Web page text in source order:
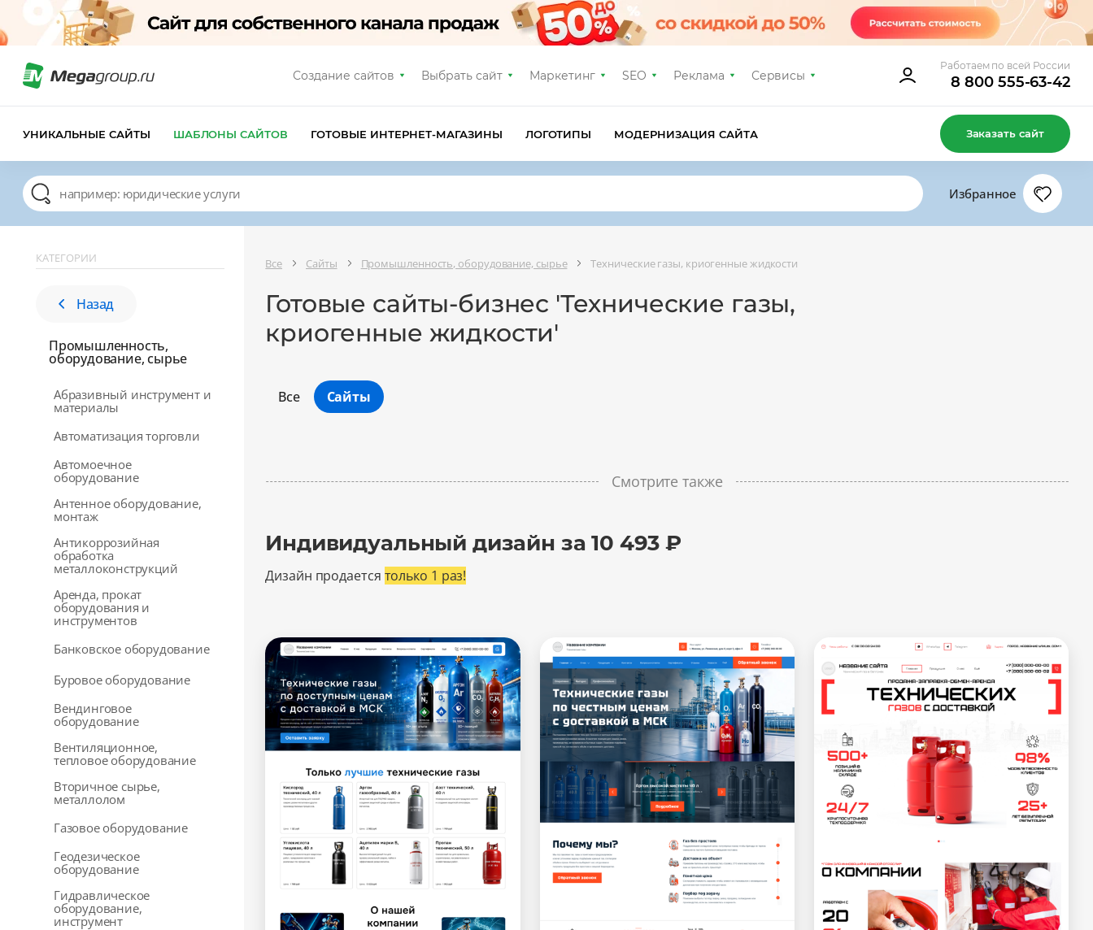
Создание сайтов Выбрать сайт Маркетинг SEO Реклама Сервисы
Работаем по всей России
8 800 555-63-42
УНИКАЛЬНЫЕ САЙТЫ ШАБЛОНЫ САЙТОВ ГОТОВЫЕ ИНТЕРНЕТ-МАГАЗИНЫ ЛОГОТИПЫ МОДЕРНИЗАЦИЯ САЙТА Заказать сайт
Избранное
КАТЕГОРИИ
Назад
Промышленность,
оборудование, сырье
Абразивный инструмент и
материалы
Автоматизация торговли
Автомоечное
оборудование
Антенное оборудование,
монтаж
Антикоррозийная
обработка
металлоконструкций
Аренда, прокат
оборудования и
инструментов
Банковское оборудование
Буровое оборудование
Вендинговое
оборудование
Вентиляционное,
тепловое оборудование
Вторичное сырье,
металлолом
Газовое оборудование
Геодезическое
оборудование
Гидравлическое
оборудование,
инструмент
Все Сайты Промышленность, оборудование, сырье Технические газы, криогенные жидкости
Готовые сайты-бизнес 'Технические газы,
криогенные жидкости'
Все Сайты
Смотрите также
Индивидуальный дизайн за 10 493 ₽
Дизайн продается только 1 раз!